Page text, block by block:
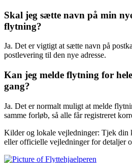
Skal jeg sætte navn på min
flytning?
Ja. Det er vigtigt at sætte navn på
postlevering til den nye adresse.
Kan jeg melde flytning for
gang?
Ja. Det er normalt muligt at melde
samme forløb, så alle får registreret
Kilder og lokale vejledninger: Tjek din
eller officielle vejledninger for detaljer